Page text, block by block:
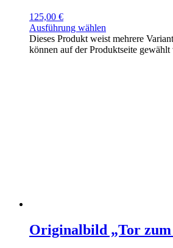
125,00 €
Ausführung wählen
Dieses Produkt weist mehrere
können auf der Produktseite gewählt
Originalbild „Tor